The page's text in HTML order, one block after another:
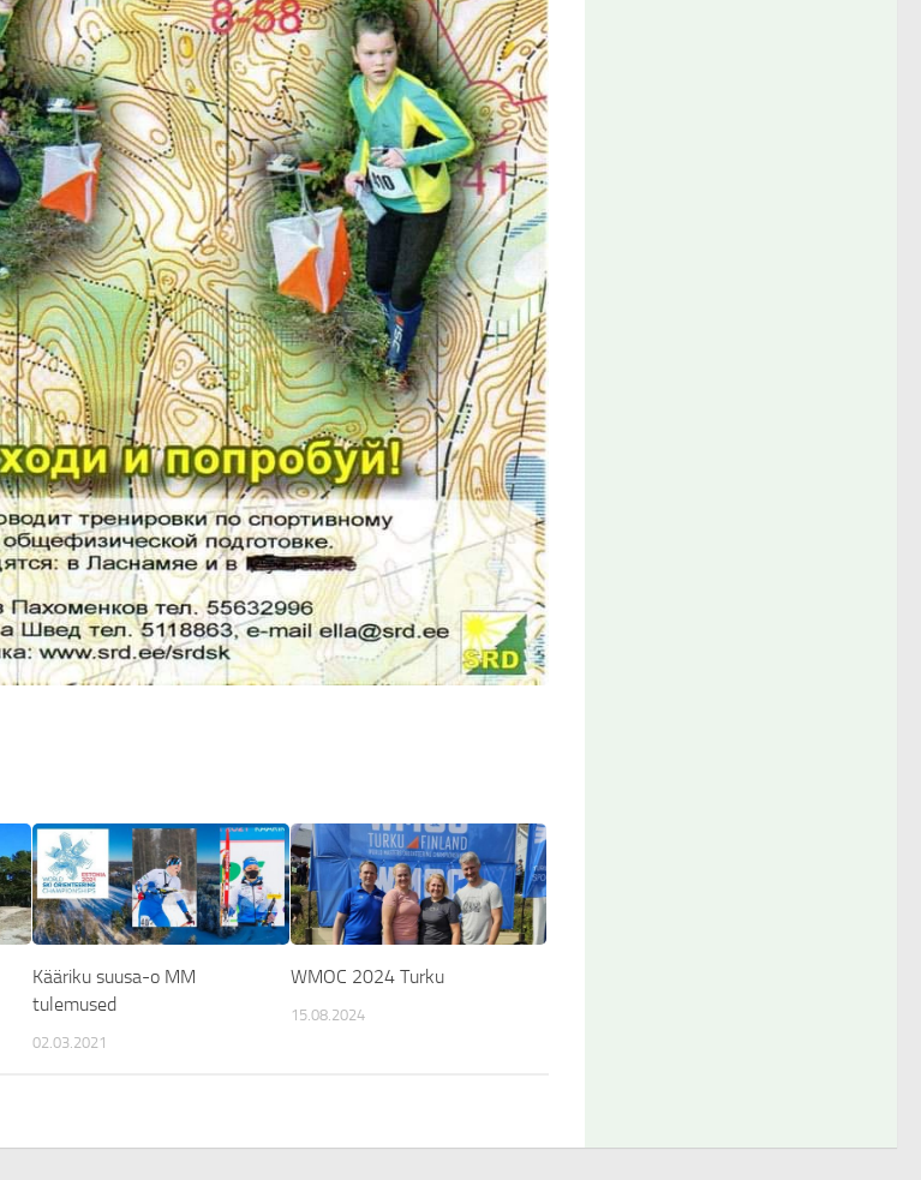
Kääriku suusa-o MM
tulemused
02.03.2021
WMOC 2024 Turku
15.08.2024